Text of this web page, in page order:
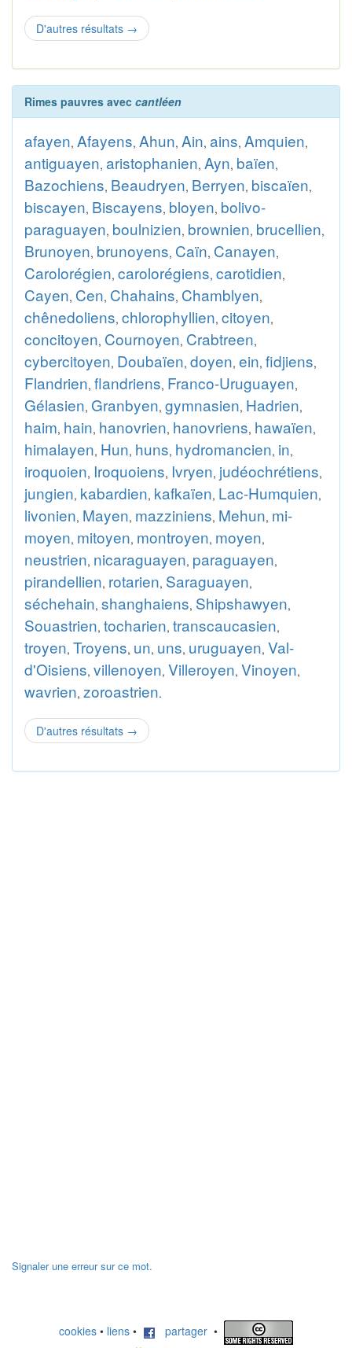
D'autres résultats →
Rimes pauvres avec cantléen
afayen, Afayens, Ahun, Ain, ains, Amquien,
antiguayen, aristophanien, Ayn, baïen,
Bazochiens, Beaudryen, Berryen, biscaïen,
biscayen, Biscayens, bloyen, bolivo-
paraguayen, boulnizien, brownien, brucellien,
Brunoyen, brunoyens, Caïn, Canayen,
Carolorégien, carolorégiens, carotidien,
Cayen, Cen, Chahains, Chamblyen,
chênedoliens, chlorophyllien, citoyen,
concitoyen, Cournoyen, Crabtreen,
cybercitoyen, Doubaïen, doyen, ein, fidjiens,
Flandrien, flandriens, Franco-Uruguayen,
Gélasien, Granbyen, gymnasien, Hadrien,
haim, hain, hanovrien, hanovriens, hawaïen,
himalayen, Hun, huns, hydromancien, in,
iroquoien, Iroquoiens, Ivryen, judéochrétiens,
jungien, kabardien, kafkaïen, Lac-Humquien,
livonien, Mayen, mazziniens, Mehun, mi-
moyen, mitoyen, montroyen, moyen,
neustrien, nicaraguayen, paraguayen,
pirandellien, rotarien, Saraguayen,
séchehain, shanghaiens, Shipshawyen,
Souastrien, tocharien, transcaucasien,
troyen, Troyens, un, uns, uruguayen, Val-
d'Oisiens, villenoyen, Villeroyen, Vinoyen,
wavrien, zoroastrien.
D'autres résultats →
Signaler une erreur sur ce mot.
cookies • liens • partager •